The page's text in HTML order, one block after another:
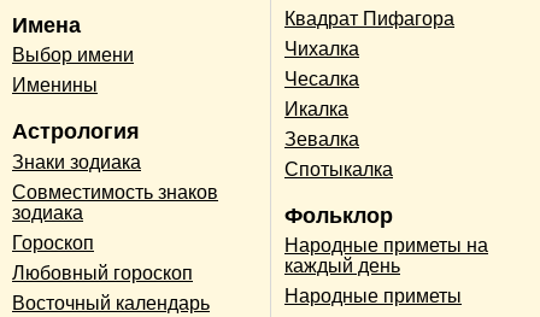
Имена
Выбор имени
Именины
Астрология
Знаки зодиака
Совместимость знаков
зодиака
Гороскоп
Любовный гороскоп
Восточный календарь
Квадрат Пифагора
Чихалка
Чесалка
Икалка
Зевалка
Спотыкалка
Фольклор
Народные приметы на
каждый день
Народные приметы